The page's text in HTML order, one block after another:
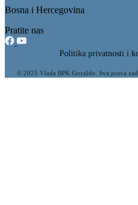
Bosna i Hercegovina
Pratite nas
Politika privatnosti i
© 2025 Vlada BPK Goražde. Sva prava